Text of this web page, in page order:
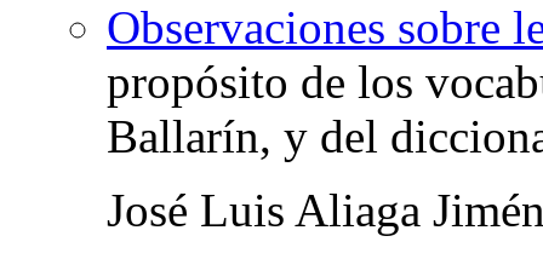
Observaciones sobre
propósito de los
Ballarín, y del
José Luis Aliaga